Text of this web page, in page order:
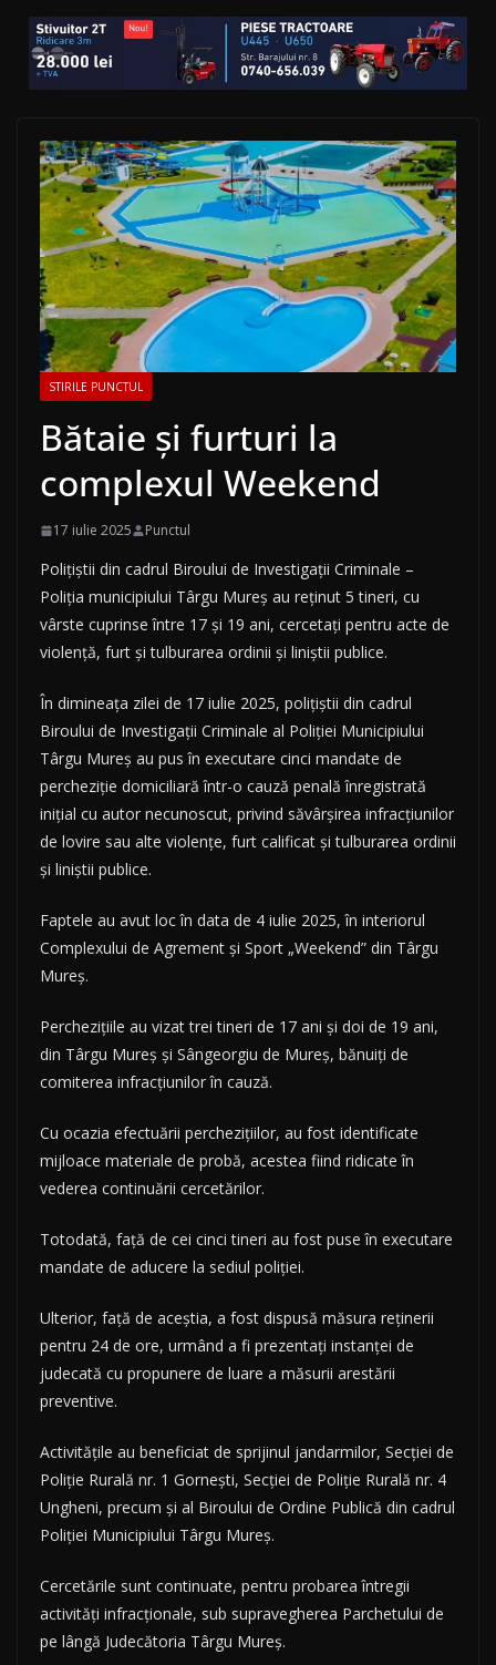
STIRILE PUNCTUL
Bătaie și furturi la
complexul Weekend
17 iulie 2025 Punctul
Polițiștii din cadrul Biroului de Investigaţii Criminale –
Poliţia municipiului Târgu Mureș au reținut 5 tineri, cu
vârste cuprinse între 17 și 19 ani, cercetați pentru acte de
violență, furt și tulburarea ordinii și liniștii publice.
În dimineața zilei de 17 iulie 2025, polițiștii din cadrul
Biroului de Investigaţii Criminale al Poliției Municipiului
Târgu Mureș au pus în executare cinci mandate de
percheziție domiciliară într-o cauză penală înregistrată
inițial cu autor necunoscut, privind săvârșirea infracțiunilor
de lovire sau alte violențe, furt calificat și tulburarea ordinii
și liniștii publice.
Faptele au avut loc în data de 4 iulie 2025, în interiorul
Complexului de Agrement și Sport „Weekend” din Târgu
Mureș.
Perchezițiile au vizat trei tineri de 17 ani și doi de 19 ani,
din Târgu Mureș și Sângeorgiu de Mureș, bănuiți de
comiterea infracțiunilor în cauză.
Cu ocazia efectuării perchezițiilor, au fost identificate
mijloace materiale de probă, acestea fiind ridicate în
vederea continuării cercetărilor.
Totodată, față de cei cinci tineri au fost puse în executare
mandate de aducere la sediul poliției.
Ulterior, față de aceștia, a fost dispusă măsura reținerii
pentru 24 de ore, urmând a fi prezentați instanței de
judecată cu propunere de luare a măsurii arestării
preventive.
Activitățile au beneficiat de sprijinul jandarmilor, Secției de
Poliție Rurală nr. 1 Gornești, Secției de Poliție Rurală nr. 4
Ungheni, precum și al Biroului de Ordine Publică din cadrul
Poliției Municipiului Târgu Mureș.
Cercetările sunt continuate, pentru probarea întregii
activități infracționale, sub supravegherea Parchetului de
pe lângă Judecătoria Târgu Mureș.